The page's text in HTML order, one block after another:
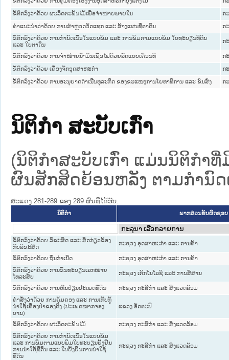
ຂໍ້ຕົກລົງວ່າດ້ວຍ ຜະລິດຕະພັນໄມ້ເພື່ອຈຳໜ່າຍພາຍໃນ ກ
ຄຳແນະນຳວ່າດ້ວຍ ການສຳຫຼວດວັດແທກ ແລະ ສ້າງແຜນທີ່ຕາດິນ
ກ
ຂໍ້ຕົກລົງວ່າດ້ວຍ ການກຳນົດເນື້ອໃນແບບພິມ ແລະ ການພິມຕາມແບບພິມ ໃບທະບຽນທີ່ດິນ
ແລະ ໃບຕາດິນ
ກ
ຂໍ້ຕົກລົງວ່າດ້ວຍ ການຈຳໜ່າຍນ້ຳມັນເຊື້ອໄຟດ້ວຍລົດແບບເຄື່ອນທີ່ ກ
ຂໍ້ຕົກລົງວ່າດ້ວຍ ເຄື່ອງຈັກອຸດສາຫະກຳ ກ
ຂໍ້ຕົກລົງວ່າດ້ວຍ ການອະນຸຍາດດຳເນີນທຸລະກິດ ຂອງຂະແໜງການໂຍທາທິການ ແລະ ຂົນສົ່ງ ກ
ນິຕິກໍາ ສະບັບເກົ່າ
(ນິຕິກໍາສະບັບເກົ່າ ແມ່ນນິຕິກໍາ
ຜົນສັກສິດຍ້ອນຫລັງ ຕາມກໍານົດ
ສະແດງ 281-289 ຂອງ 289 ຜົນທີ່ໄດ້ຮັບ.
ນິຕິກໍາ ພາກສ່ວນຮັບຜິດຊອບ
ຂໍ້ຕົກລົງວ່າດ້ວຍ ລິຂະສິດ ແລະ ສິດກ່ຽວຂ້ອງ
ກັບລິຂະສິດ
ກະຊວງ ອຸດສາຫະກຳ ແລະ ການຄ້າ
ຂໍ້ຕົກລົງວ່າດ້ວຍ ຖິ່ນກໍາເນີດ
ກະຊວງ ອຸດສາຫະກຳ ແລະ ການຄ້າ
ຂໍ້ຕົກລົງວ່າດ້ວຍ ການຂຶ້ນທະບຽນເລກໝາຍ
ໂທລະສັບ
ກະຊວງ ເຕັກໂນໂລຊີ ແລະ ການສື່ສານ
ຂໍ້ຕົກລົງວ່າດ້ວຍ ການຫັນປ່ຽນປະເພດທີ່ດິນ
ກະຊວງ ກະສິກຳ ແລະ ສິ່ງແວດລ້ອມ
ຄຳສັ່ງວ່າດ້ວຍ ການຄຸ້ມຄອງ ແລະ ການເກັບກູ້
ນຳໃຊ້ເຄື່ອງປ່າຂອງດົງ (ປະເພດໝາກຈອງ
ບານ)
ແຂວງ ອັດຕະປື
ຂໍ້ຕົກລົງວ່າດ້ວຍ ຜະລິດຕະພັນໄມ້
ກະຊວງ ກະສິກຳ ແລະ ສິ່ງແວດລ້ອມ
ຂໍ້ຕົກລົງວ່າດ້ວຍ ການກຳນົດເນື້ອໃນແບບພິມ
ແລະ ການພິມຕາມແບບພິມໃບທະບຽນຢັ້ງຢືນ
ການນຳໃຊ້ທີ່ດິນ ແລະ ໃບຢັ້ງຢືນການນຳໃຊ້
ທີ່ດິນ
ກະຊວງ ກະສິກຳ ແລະ ສິ່ງແວດລ້ອມ